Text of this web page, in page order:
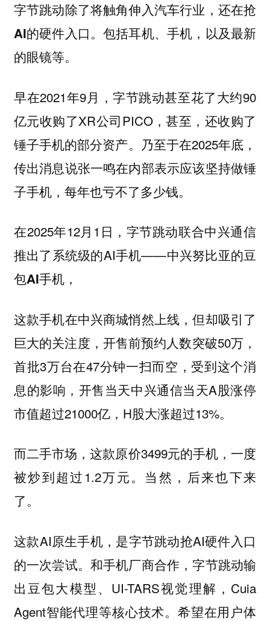
字节跳动除了将触角伸入汽车行业，还在抢
AI的硬件入口。包括耳机、手机，以及最新
的眼镜等。
早在2021年9月，字节跳动甚至花了大约90
亿元收购了XR公司PICO，甚至，还收购了
锤子手机的部分资产。乃至于在2025年底，
传出消息说张一鸣在内部表示应该坚持做锤
子手机，每年也亏不了多少钱。
在2025年12月1日，字节跳动联合中兴通信
推出了系统级的AI手机——中兴努比亚的豆
包AI手机，
这款手机在中兴商城悄然上线，但却吸引了
巨大的关注度，开售前预约人数突破50万，
首批3万台在47分钟一扫而空，受到这个消
息的影响，开售当天中兴通信当天A股涨停
市值超过21000亿，H股大涨超过13%。
而二手市场，这款原价3499元的手机，一度
被炒到超过1.2万元。当然，后来也下来
了。
这款AI原生手机，是字节跳动抢AI硬件入口
的一次尝试。和手机厂商合作，字节跳动输
出豆包大模型、UI-TARS视觉理解，Cuia
Agent智能代理等核心技术。希望在用户体